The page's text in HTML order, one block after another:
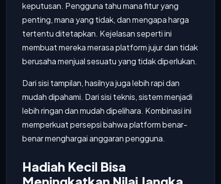
keputusan. Pengguna tahu mana fitur yang
penting, mana yang tidak, dan mengapa harga
tertentu ditetapkan. Kejelasan seperti ini
membuat mereka merasa platform jujur dan tidak
berusaha menjual sesuatu yang tidak diperlukan.
Dari sisi tampilan, hasilnya juga lebih rapi dan
mudah dipahami. Dari sisi teknis, sistem menjadi
lebih ringan dan mudah dipelihara. Kombinasi ini
memperkuat persepsi bahwa platform benar-
benar menghargai anggaran pengguna.
Hadiah Kecil Bisa